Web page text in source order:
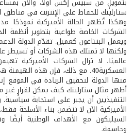
ستارلينك للحفاظ على الإنترنت في مناطق
وهكذا تُظهر الحالة الأميركية نموذجًا
الشركات الخاصة طواعية بتطوير أنظمة
ويعمل البنتاغون كعميل. تقدّم الدولة
ولكنها لا تمتلك هذه الشركات أو تسيطر
عالميًا، لا تزال الشركات الأميركية
العسكرية40. مع ذلك، فإن هذه
منها الدولة لتحقيق الريادة في
أظهر مثال ستارلينك كيف يمكن لقرارٍ
التنفيذيين أن يجبر على استجابة سياسية.
الأميركية الآن لا تتضمن بناء الأسلحة
السيليكون مع الأهداف الوطنية
وحاسمة.